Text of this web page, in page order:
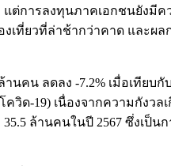
ต่การลงทุนภาคเอกชนยังมีค
เที่ยวที่ล่าช้ากว่าคาด และผ
นคน ลดลง -7.2% เมื่อเทียบกั
วิด-19) เนื่องจากความกังวล
ล้านคนในปี 2567 ซึ่งเป็นก